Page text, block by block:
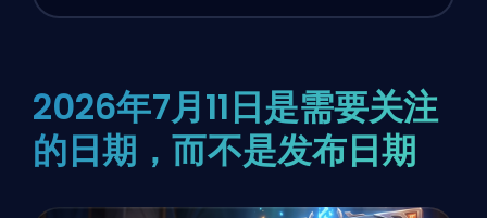
2026年7月11日是需要关注
的日期，而不是发布日期